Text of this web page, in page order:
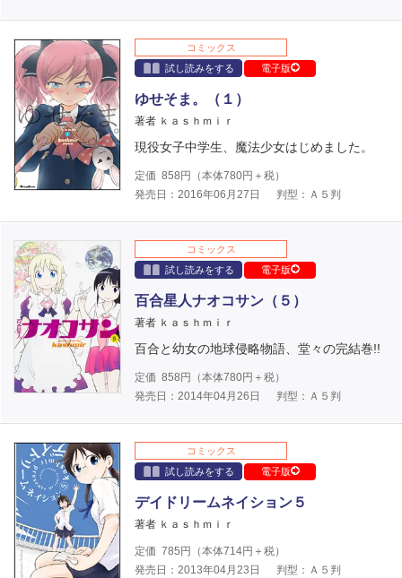
コミックス
試し読みをする
電子版
ゆせそま。（１）
著者 ｋａｓｈｍｉｒ
現役女子中学生、魔法少女はじめました。
定価 858 円（本体780円＋税）
発売日：2016年06月27日
判型：Ａ５判
コミックス
試し読みをする
電子版
百合星人ナオコサン（５）
著者 ｋａｓｈｍｉｒ
百合と幼女の地球侵略物語、堂々の完結巻!!
定価 858 円（本体780円＋税）
発売日：2014年04月26日
判型：Ａ５判
コミックス
試し読みをする
電子版
デイドリームネイション５
著者 ｋａｓｈｍｉｒ
定価 785 円（本体714円＋税）
発売日：2013年04月23日
判型：Ａ５判